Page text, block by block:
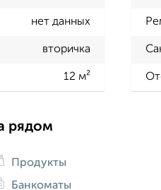
нет данных
вторичка
12 м²
рядом
Продукты
Банкоматы